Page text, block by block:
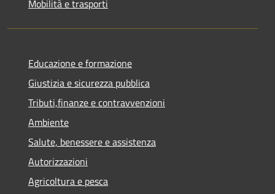
Mobilità e trasporti
Educazione e formazione
Giustizia e sicurezza pubblica
Tributi,finanze e contravvenzioni
Ambiente
Salute, benessere e assistenza
Autorizzazioni
Agricoltura e pesca